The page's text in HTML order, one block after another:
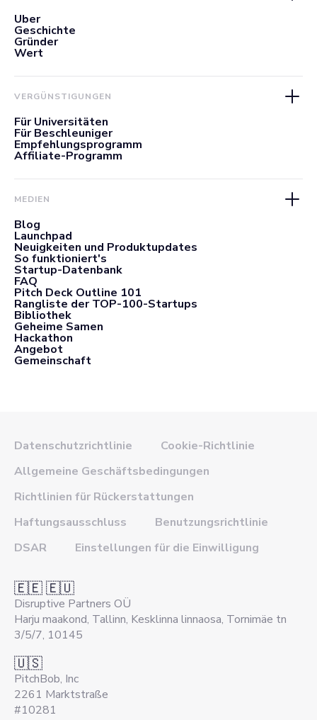
Über
Geschichte
Gründer
Wert
VERGÜNSTIGUNGEN
Für Universitäten
Für Beschleuniger
Empfehlungsprogramm
Affiliate-Programm
MEDIEN
Blog
Launchpad
Neuigkeiten und Produktupdates
So funktioniert's
Startup-Datenbank
FAQ
Pitch Deck Outline 101
Rangliste der TOP-100-Startups
Bibliothek
Geheime Samen
Hackathon
Angebot
Gemeinschaft
Datenschutzrichtlinie
Cookie-Richtlinie
Allgemeine Geschäftsbedingungen
Richtlinien für Rückerstattungen
Haftungsausschluss
Benutzungsrichtlinie
DSAR
Einstellungen für die Einwilligung
🇪🇪 🇪🇺
Disruptive Partners OÜ
Harju maakond, Tallinn, Kesklinna linnaosa, Tornimäe tn
3/5/7, 10145
🇺🇸
PitchBob, Inc
2261 Marktstraße
#10281